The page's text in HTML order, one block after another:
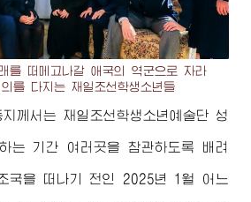
를 떠메고나갈 애국의 역군으로 자라
를 다지는 재일조선학생소년들
지께서는 재일조선학생소년예술단 성
는 기간 여러곳을 참관하도록 배려
국을 떠나기 전인 2025년 1월 어느